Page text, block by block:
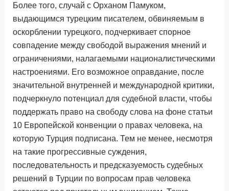
Более того, случай с Орханом Памуком,
выдающимся турецким писателем, обвиняемым в
оскорблении турецкого, подчеркивает спорное
совпадение между свободой выражения мнений и
ограничениями, налагаемыми националистическими
настроениями. Его возможное оправдание, после
значительной внутренней и международной критики,
подчеркнуло потенциал для судебной власти, чтобы
поддержать право на свободу слова на фоне статьи
10 Европейской конвенции о правах человека, на
которую Турция подписана. Тем не менее, несмотря
на такие прогрессивные суждения,
последовательность и предсказуемость судебных
решений в Турции по вопросам прав человека